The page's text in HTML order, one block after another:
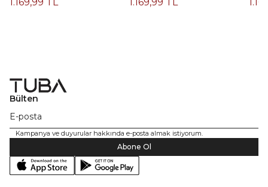
Bülten
Kampanya ve duyurular hakkında e-posta almak istiyorum.
Abone Ol